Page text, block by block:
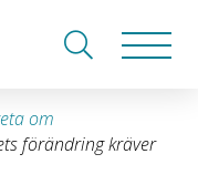
om
förändring kräver